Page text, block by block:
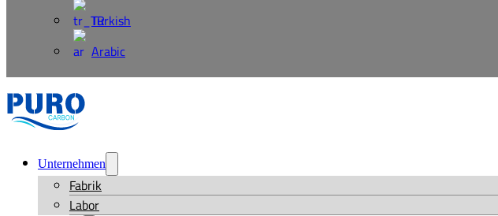
Turkish
Arabic
Unternehmen
Fabrik
Labor